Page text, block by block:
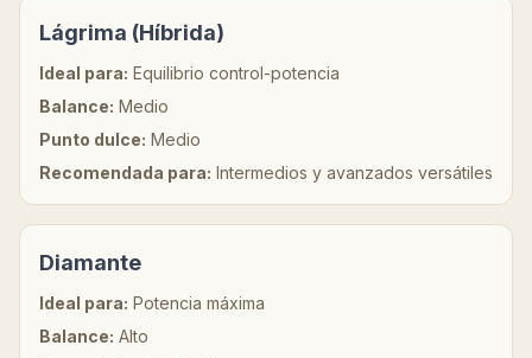
Lágrima (Híbrida)
Ideal para: Equilibrio control-potencia
Balance: Medio
Punto dulce: Medio
Recomendada para: Intermedios y avanzados versátiles
Diamante
Ideal para: Potencia máxima
Balance: Alto